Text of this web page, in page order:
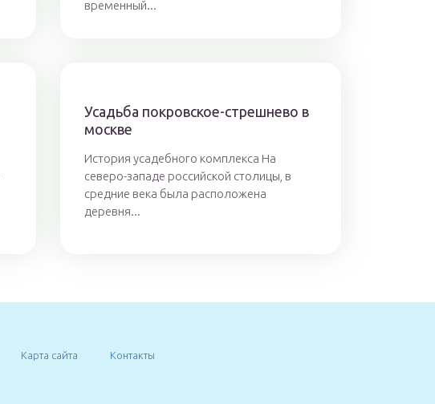
временный...
Усадьба покровское-стрешнево в
москве
История усадебного комплекса На
северо-западе российской столицы, в
средние века была расположена
деревня...
Карта сайта Контакты